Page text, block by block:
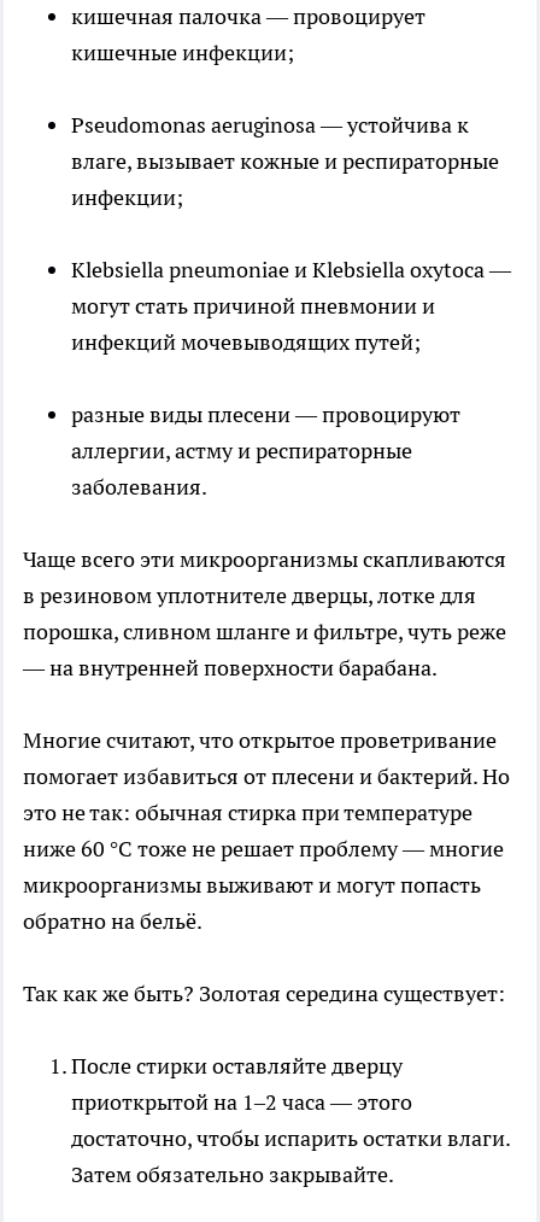
кишечная палочка — провоцирует
кишечные инфекции;
Pseudomonas aeruginosa — устойчива к
влаге, вызывает кожные и респираторные
инфекции;
Klebsiella pneumoniae и Klebsiella oxytoca —
могут стать причиной пневмонии и
инфекций мочевыводящих путей;
разные виды плесени — провоцируют
аллергии, астму и респираторные
заболевания.
Чаще всего эти микроорганизмы скапливаются
в резиновом уплотнителе дверцы, лотке для
порошка, сливном шланге и фильтре, чуть реже
— на внутренней поверхности барабана.
Многие считают, что открытое проветривание
помогает избавиться от плесени и бактерий. Но
это не так: обычная стирка при температуре
ниже 60 °C тоже не решает проблему — многие
микроорганизмы выживают и могут попасть
обратно на бельё.
Так как же быть? Золотая середина существует:
После стирки оставляйте дверцу
приоткрытой на 1–2 часа — этого
достаточно, чтобы испарить остатки влаги.
Затем обязательно закрывайте.